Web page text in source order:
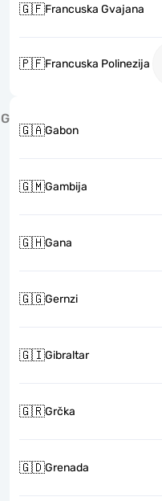
🇬🇫Francuska Gvajana
🇵🇫Francuska Polinezija
G
🇬🇦Gabon
🇬🇲Gambija
🇬🇭Gana
🇬🇬Gernzi
🇬🇮Gibraltar
🇬🇷Grčka
🇬🇩Grenada